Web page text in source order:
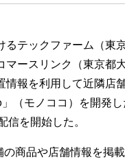
るテックファーム（東
マースリンク（東京都
報を利用して近隣店
（モノココ）を開発
を開始した。
商品や店舗情報を掲